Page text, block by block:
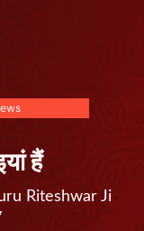
हैं
Riteshwar Ji